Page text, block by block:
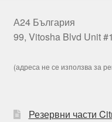
А24 България
99, Vitosha Blvd Unit
(адреса не се използва за
Резервни части